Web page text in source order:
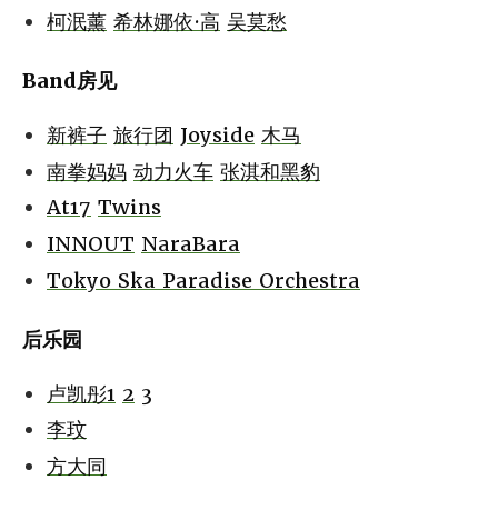
柯泯薰 希林娜依·高 吴莫愁
Band房见
新裤子 旅行团 Joyside 木马
南拳妈妈 动力火车 张淇和黑豹
At17 Twins
INNOUT NaraBara
Tokyo Ska Paradise Orchestra
后乐园
卢凯彤1 2 3
李玟
方大同